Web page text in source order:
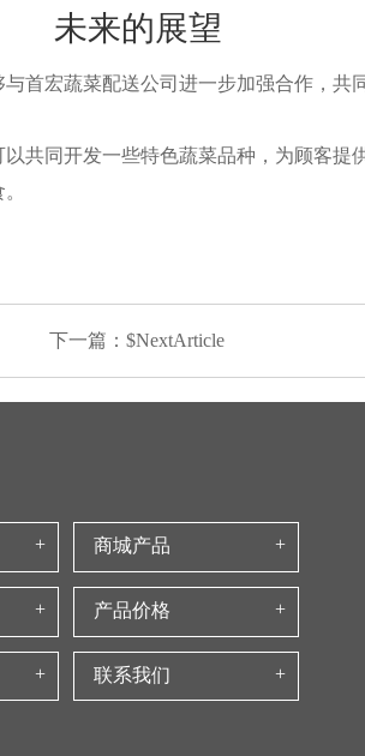
未来的展望
宏蔬菜配送公司进一步加强合作，共
同开发一些特色蔬菜品种，为顾客提
下一篇：$NextArticle
商城产品
产品价格
联系我们